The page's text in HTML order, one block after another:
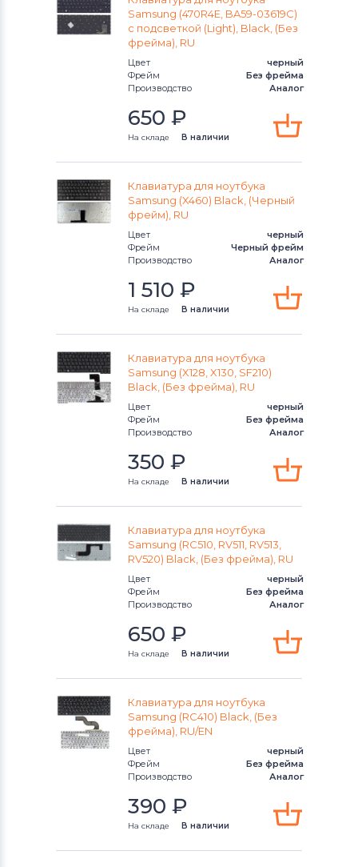
КлавиатурыFujitsu-Siemens
КлавиатурыHaier
КлавиатурыRoverbook
КлавиатурыToshiba
КлавиатурыAcer
Клавиатуры
КлавиатурыAsus
КлавиатурыAlienware
Клавиатуры Casper
Samsung (470R4E, BA59-03619C)
с подсветкой (Light), Black, (Без
фрейма), RU
Цвет
черный
Фрейм
Без фрейма
Производство
Аналог
650 ₽
На складе В наличии
Клавиатура для ноутбука
Samsung (X460) Black, (Черный
фрейм), RU
Цвет
черный
Фрейм
Черный фрейм
Производство
Аналог
1 510 ₽
На складе В наличии
Клавиатура для ноутбука
Samsung (X128, X130, SF210)
Black, (Без фрейма), RU
Цвет
черный
Фрейм
Без фрейма
Производство
Аналог
350 ₽
На складе В наличии
Клавиатура для ноутбука
Samsung (RC510, RV511, RV513,
RV520) Black, (Без фрейма), RU
Цвет
черный
Фрейм
Без фрейма
Производство
Аналог
650 ₽
На складе В наличии
Клавиатура для ноутбука
Samsung (RC410) Black, (Без
фрейма), RU/EN
Цвет
черный
Фрейм
Без фрейма
Производство
Аналог
390 ₽
На складе В наличии